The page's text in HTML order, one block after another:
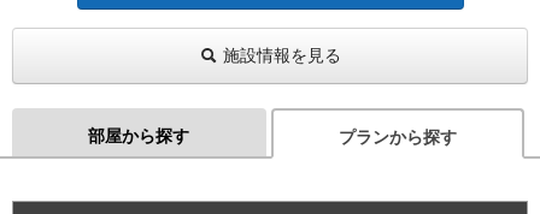
施設情報を見る
部屋から探す プランから探す